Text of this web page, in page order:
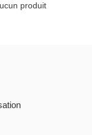
produit